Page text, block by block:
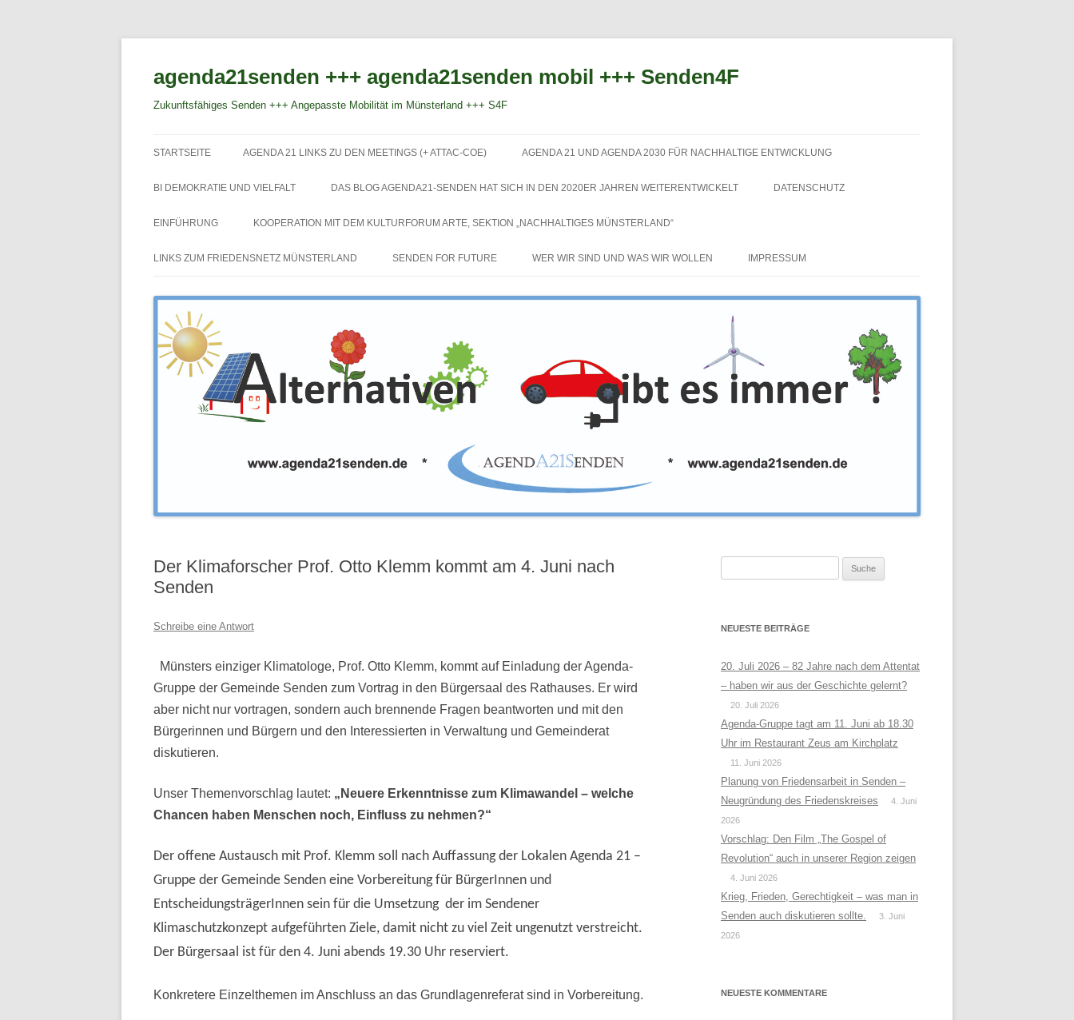
agenda21senden +++ agenda21senden mobil +++ Senden4F
Zukunftsfähiges Senden +++ Angepasste Mobilität im Münsterland +++ S4F
Inhalt
STARTSEITE AGENDA 21 LINKS ZU DEN MEETINGS (+ ATTAC-COE) AGENDA 21 UND AGENDA 2030 FÜR NACHHALTIGE ENTWICKLUNG
BI DEMOKRATIE UND VIELFALT DAS BLOG AGENDA21-SENDEN HAT SICH IN DEN 2020ER JAHREN WEITERENTWICKELT DATENSCHUTZ
EINFÜHRUNG KOOPERATION MIT DEM KULTURFORUM ARTE, SEKTION „NACHHALTIGES MÜNSTERLAND“
LINKS ZUM FRIEDENSNETZ MÜNSTERLAND SENDEN FOR FUTURE WER WIR SIND UND WAS WIR WOLLEN IMPRESSUM
Der Klimaforscher Prof. Otto Klemm kommt am 4. Juni nach
Senden
Schreibe eine Antwort
Münsters einziger Klimatologe, Prof. Otto Klemm, kommt auf Einladung der Agenda-
Gruppe der Gemeinde Senden zum Vortrag in den Bürgersaal des Rathauses. Er wird
aber nicht nur vortragen, sondern auch brennende Fragen beantworten und mit den
Bürgerinnen und Bürgern und den Interessierten in Verwaltung und Gemeinderat
diskutieren.
Unser Themenvorschlag lautet: „Neuere Erkenntnisse zum Klimawandel – welche
Chancen haben Menschen noch, Einfluss zu nehmen?“
Der offene Austausch mit Prof. Klemm soll nach Auffassung der Lokalen Agenda 21 –
Gruppe der Gemeinde Senden eine Vorbereitung für BürgerInnen und
EntscheidungsträgerInnen sein für die Umsetzung der im Sendener
Klimaschutzkonzept aufgeführten Ziele, damit nicht zu viel Zeit ungenutzt verstreicht.
Der Bürgersaal ist für den 4. Juni abends 19.30 Uhr reserviert.
Konkretere Einzelthemen im Anschluss an das Grundlagenreferat sind in Vorbereitung.
NEUESTE BEITRÄGE
20. Juli 2026 – 82 Jahre nach dem Attentat
– haben wir aus der Geschichte gelernt?
20. Juli 2026
Agenda-Gruppe tagt am 11. Juni ab 18.30
Uhr im Restaurant Zeus am Kirchplatz
11. Juni 2026
Planung von Friedensarbeit in Senden –
Neugründung des Friedenskreises
4. Juni
2026
Vorschlag: Den Film „The Gospel of
Revolution“ auch in unserer Region zeigen
4. Juni 2026
Krieg, Frieden, Gerechtigkeit – was man in
Senden auch diskutieren sollte.
3. Juni
2026
NEUESTE KOMMENTARE